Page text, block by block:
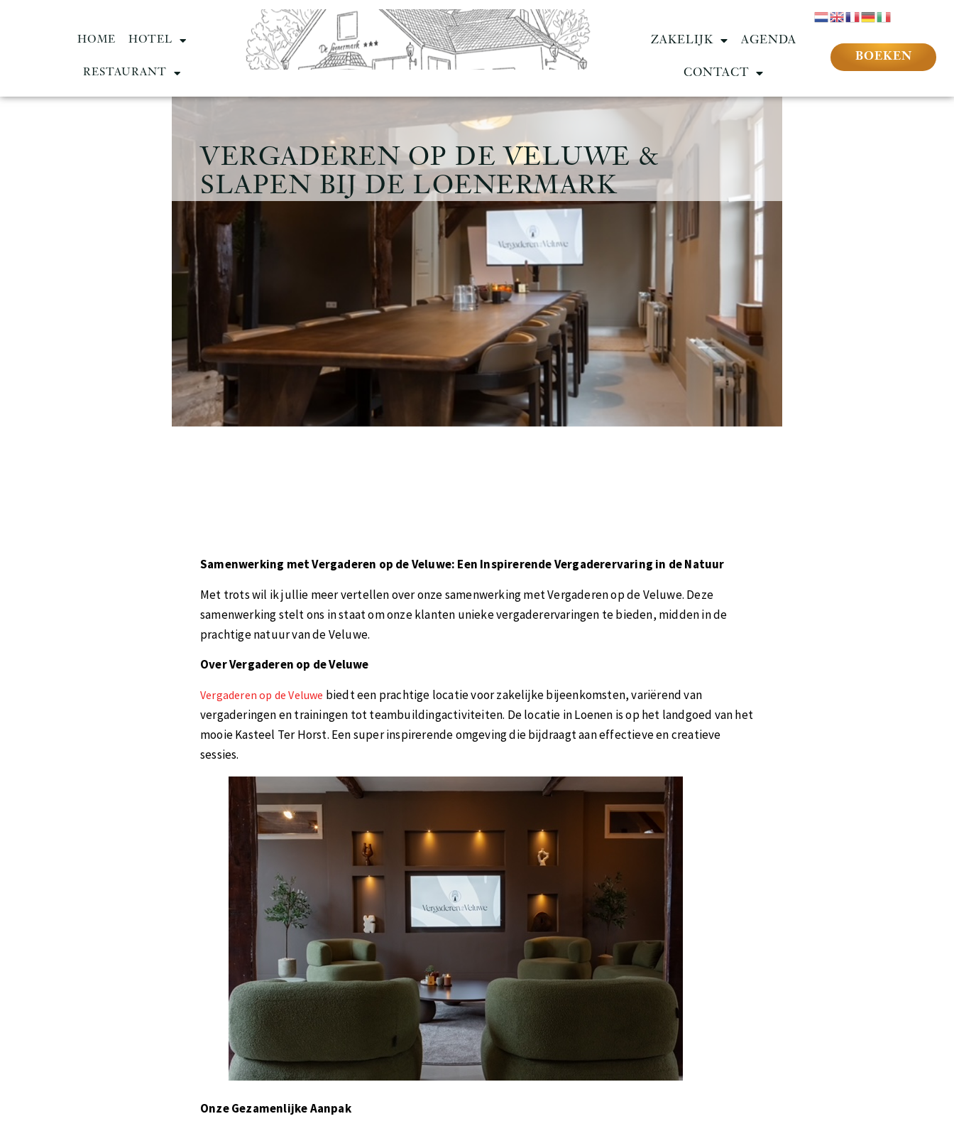
HOME HOTEL
RESTAURANT
ZAKELIJK AGENDA
CONTACT
BOEKEN
VERGADEREN OP DE VELUWE &
SLAPEN BIJ DE LOENERMARK
Samenwerking met Vergaderen op de Veluwe: Een Inspirerende Vergaderervaring in de Natuur
Met trots wil ik jullie meer vertellen over onze samenwerking met Vergaderen op de Veluwe. Deze
samenwerking stelt ons in staat om onze klanten unieke vergaderervaringen te bieden, midden in de
prachtige natuur van de Veluwe.​
Over Vergaderen op de Veluwe
Vergaderen op de Veluwe biedt een prachtige locatie voor zakelijke bijeenkomsten, variërend van
vergaderingen en trainingen tot teambuildingactiviteiten. De locatie in Loenen is op het landgoed van het
mooie Kasteel Ter Horst. Een super inspirerende omgeving die bijdraagt aan effectieve en creatieve
sessies.​
Onze Gezamenlijke Aanpak